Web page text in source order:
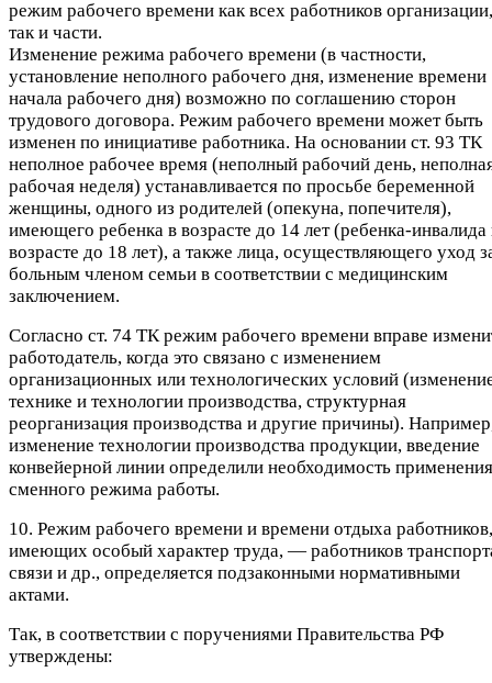
режим рабочего времени как всех работников организации,
так и части.
Изменение режима рабочего времени (в частности,
установление неполного рабочего дня, изменение времени
начала рабочего дня) возможно по соглашению сторон
трудового договора. Режим рабочего времени может быть
изменен по инициативе работника. На основании ст. 93 ТК
неполное рабочее время (неполный рабочий день,
рабочая неделя) устанавливается по просьбе беременной
женщины, одного из родителей (опекуна, попечителя),
имеющего ребенка в возрасте до 14 лет (ребенка-инвалида
возрасте до 18 лет), а также лица, осуществляющего уход
больным членом семьи в соответствии с медицинским
заключением.
Согласно ст. 74 ТК режим рабочего времени вправе
работодатель, когда это связано с изменением
организационных или технологических условий
технике и технологии производства, структурная
реорганизация производства и другие причины).
изменение технологии производства продукции, введение
конвейерной линии определили необходимость применения
сменного режима работы.
10. Режим рабочего времени и времени отдыха работников,
имеющих особый характер труда, — работников
связи и др., определяется подзаконными нормативными
актами.
Так, в соответствии с поручениями Правительства РФ
утверждены: